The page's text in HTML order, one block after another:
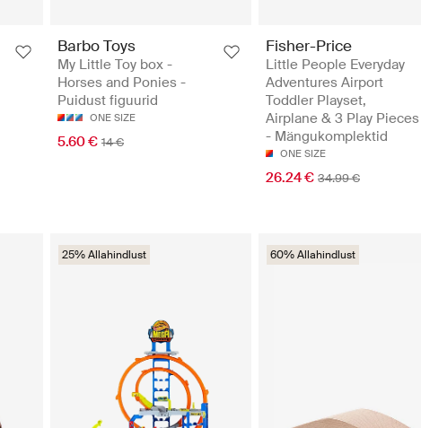
Barbo Toys
My Little Toy box -
Horses and Ponies -
Puidust figuurid
ONE SIZE
5.60 € 14 €
Fisher-Price
Little People Everyday
Adventures Airport
Toddler Playset,
Airplane & 3 Play Pieces
- Mängukomplektid
ONE SIZE
26.24 € 34.99 €
25% Allahindlust 60% Allahindlust